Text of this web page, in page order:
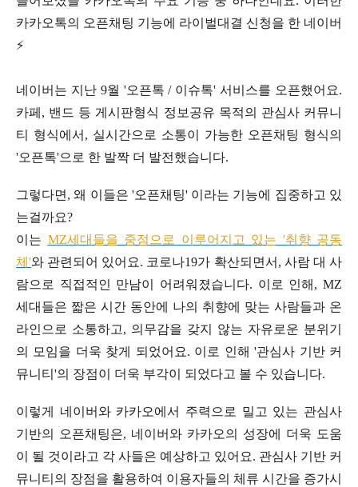
카카오톡의 오픈채팅 기능에 라이벌대결 신청을 한 네이버
⚡
네이버는 지난 9월 '오픈톡 / 이슈톡' 서비스를 오픈했어요.
카페, 밴드 등 게시판형식 정보공유 목적의 관심사 커뮤니
티 형식에서, 실시간으로 소통이 가능한 오픈채팅 형식의
'오픈톡'으로 한 발짝 더 발전했습니다.
그렇다면, 왜 이들은 '오픈채팅' 이라는 기능에 집중하고 있
는걸까요?
이는 MZ세대들을 중점으로 이루어지고 있는 '취향 공동
체'와 관련되어 있어요. 코로나19가 확산되면서, 사람 대 사
람으로 직접적인 만남이 어려워졌습니다. 이로 인해, MZ
세대들은 짧은 시간 동안에 나의 취향에 맞는 사람들과 온
라인으로 소통하고, 의무감을 갖지 않는 자유로운 분위기
의 모임을 더욱 찾게 되었어요. 이로 인해 '관심사 기반 커
뮤니티'의 장점이 더욱 부각이 되었다고 볼 수 있습니다.
이렇게 네이버와 카카오에서 주력으로 밀고 있는 관심사
기반의 오픈채팅은, 네이버와 카카오의 성장에 더욱 도움
이 될 것이라고 각 사들은 예상하고 있어요. 관심사 기반 커
뮤니티의 장점을 활용하여 이용자들의 체류 시간을 증가시